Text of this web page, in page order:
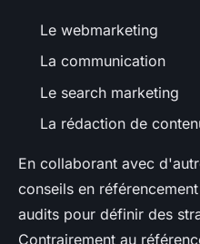
Le webmarketing
La communication
Le search marketing
La rédaction de
En collaborant avec
conseils en
audits pour définir des
Contrairement au